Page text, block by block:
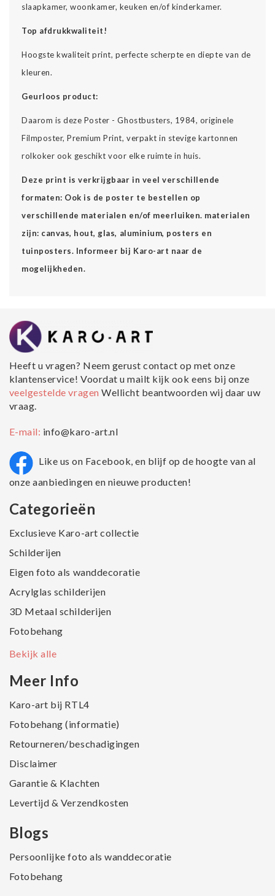
slaapkamer, woonkamer, keuken en/of kinderkamer.
Top afdrukkwaliteit!
Hoogste kwaliteit print, perfecte scherpte en diepte van de
kleuren.
Geurloos product:
Daarom is deze Poster - Ghostbusters, 1984, originele
Filmposter, Premium Print, verpakt in stevige kartonnen
rolkoker ook geschikt voor elke ruimte in huis.
Deze print is verkrijgbaar in veel verschillende
formaten: Ook is de poster te bestellen op
verschillende materialen en/of meerluiken. materialen
zijn: canvas, hout, glas, aluminium, posters en
tuinposters. Informeer bij Karo-art naar de
mogelijkheden.
Heeft u vragen? Neem gerust contact op met onze
klantenservice! Voordat u mailt kijk ook eens bij onze
veelgestelde vragenWellicht beantwoorden wij daar uw
vraag.
E-mail: info@karo-art.nl
Like us on Facebook, en blijf op de hoogte van al
onze aanbiedingen en nieuwe producten!
Categorieën
Exclusieve Karo-art collectie
Schilderijen
Eigen foto als wanddecoratie
Acrylglas schilderijen
3D Metaal schilderijen
Fotobehang
Bekijk alle
Meer Info
Karo-art bij RTL4
Fotobehang (informatie)
Retourneren/beschadigingen
Disclaimer
Garantie & Klachten
Levertijd & Verzendkosten
Blogs
Persoonlijke foto als wanddecoratie
Fotobehang